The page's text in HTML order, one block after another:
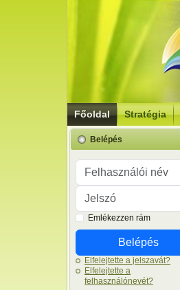
Főoldal Stratégia
Belépés
Felhasználói név
Jelszó
Emlékezzen rám
Belépés
Elfelejtette a jelszavát?
Elfelejtette a
felhasználónevét?